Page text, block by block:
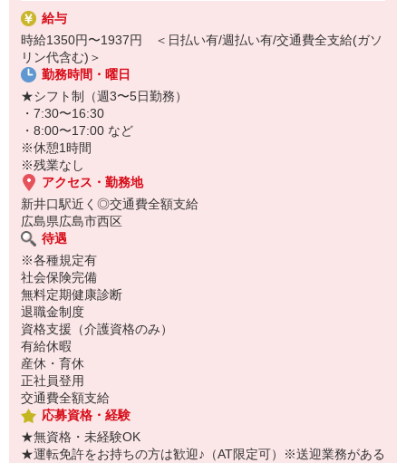
デイサービスは通所施設なので夕方には利用者さんが帰宅！夜の時
間帯は働きません♪
子育て中でもスケジュールが立てやすいです◎
給与
時給1350円〜1937円 ＜日払い有/週払い有/交通費全支給(ガソ
リン代含む)＞
勤務時間・曜日
★シフト制（週3〜5日勤務）
・7:30〜16:30
・8:00〜17:00 など
※休憩1時間
※残業なし
アクセス・勤務地
新井口駅近く◎交通費全額支給
広島県広島市西区
待遇
※各種規定有
社会保険完備
無料定期健康診断
退職金制度
資格支援（介護資格のみ）
有給休暇
産休・育休
正社員登用
交通費全額支給
応募資格・経験
★無資格・未経験OK
★運転免許をお持ちの方は歓迎♪（AT限定可）※送迎業務がある